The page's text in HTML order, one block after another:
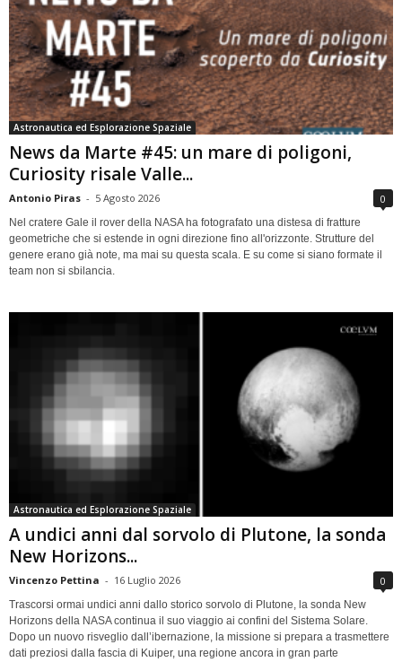
Astronautica ed Esplorazione Spaziale
News da Marte #45: un mare di poligoni,
Curiosity risale Valle...
Antonio Piras - 5 Agosto 2026 0
Nel cratere Gale il rover della NASA ha fotografato una distesa di fratture
geometriche che si estende in ogni direzione fino all'orizzonte. Strutture del
genere erano già note, ma mai su questa scala. E su come si siano formate il
team non si sbilancia.
Astronautica ed Esplorazione Spaziale
A undici anni dal sorvolo di Plutone, la sonda
New Horizons...
Vincenzo Pettina - 16 Luglio 2026 0
Trascorsi ormai undici anni dallo storico sorvolo di Plutone, la sonda New
Horizons della NASA continua il suo viaggio ai confini del Sistema Solare.
Dopo un nuovo risveglio dall’ibernazione, la missione si prepara a trasmettere
dati preziosi dalla fascia di Kuiper, una regione ancora in gran parte